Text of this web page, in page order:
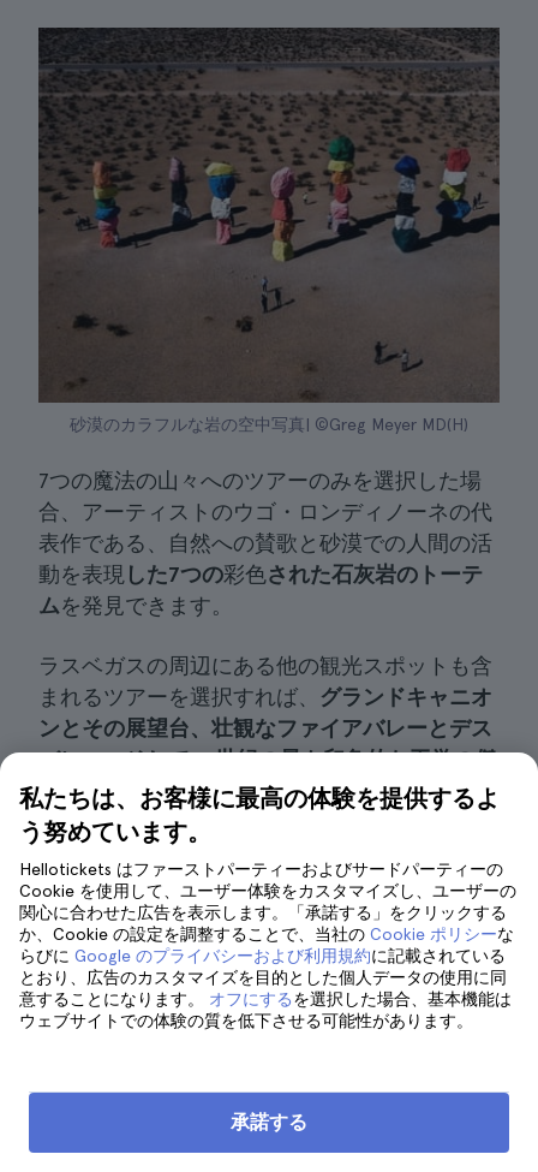
砂漠のカラフルな岩の空中写真| ©Greg Meyer MD(H)
7つの魔法の山々へのツアーのみを選択した場
合、アーティストのウゴ・ロンディノーネの代
表作である、自然への賛歌と砂漠での人間の活
動を表現 した7つの彩色された石灰岩のトーテ
ムを発見できます。
ラスベガスの周辺にある他の観光スポットも含
まれるツアーを選択すれば、 グランドキャニオ
ンとその展望台、 壮観なファイアバレーとデス
バレー、そして20世紀の最も印象的な工学の傑
作の一つであるフーバーダムも楽しむことがで
きます。
7つの魔法の山へのツアーを予約する
ラスベガス発の7つの魔法の山への
私たちは、お客様に最高の体験を提供するよ
う努めています。
Hellotickets はファーストパーティーおよびサードパーティーの
Cookie を使用して、ユーザー体験をカスタマイズし、ユーザーの
関心に合わせた広告を表示します。「承諾する」をクリックする
か、Cookie の設定を調整することで、当社の Cookie ポリシーな
らびに Google のプライバシーおよび利用規約に記載されている
とおり、広告のカスタマイズを目的とした個人データの使用に同
意することになります。 オフにするを選択した場合、基本機能は
ウェブサイトでの体験の質を低下させる可能性があります。
承諾する